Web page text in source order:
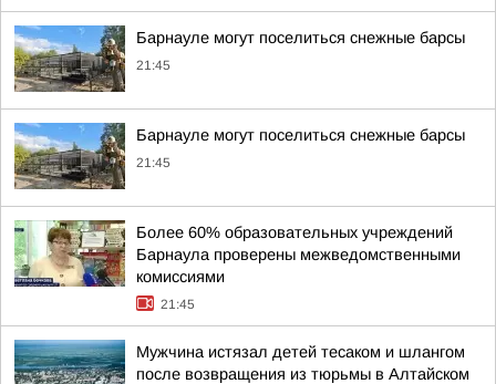
Барнауле могут поселиться снежные барсы
21:45
Барнауле могут поселиться снежные барсы
21:45
Более 60% образовательных учреждений
Барнаула проверены межведомственными
комиссиями
21:45
Мужчина истязал детей тесаком и шлангом
после возвращения из тюрьмы в Алтайском